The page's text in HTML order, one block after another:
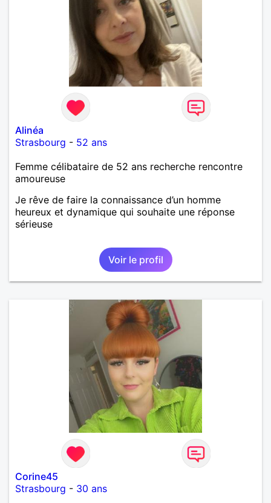
Alinéa
Strasbourg - 52 ans
Femme célibataire de 52 ans recherche rencontre
amoureuse
Je rêve de faire la connaissance d’un homme
heureux et dynamique qui souhaite une réponse
sérieuse
Voir le profil
Corine45
Strasbourg - 30 ans